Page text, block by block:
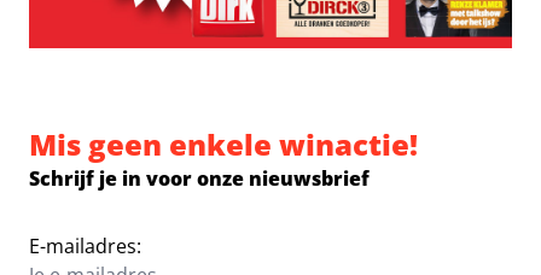
Mis geen enkele winactie!
Schrijf je in voor onze nieuwsbrief
E-mailadres: